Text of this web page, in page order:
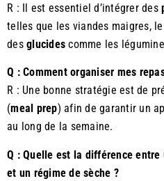
R : Il est essentiel d’intégrer des
telles que les viandes maigres,
des glucides comme les
Q : Comment organiser mes
R : Une bonne stratégie est de
(meal prep) afin de garantir un
au long de la semaine.
Q : Quelle est la différence
et un régime de sèche ?